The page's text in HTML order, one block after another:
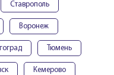
Ставрополь
Воронеж
Тюмень
Кемерово